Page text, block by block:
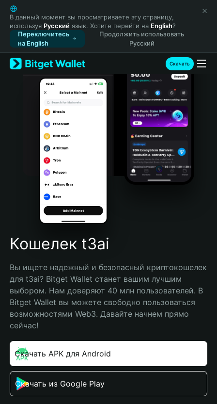
English
日本語
Tiếng Việt
Русский
Español (Latinoamérica)
Türkçe
Italiano
Português (Portugal)
Bahasa Indonesia
Português (Brasil)
Español (Argentina)
В данный момент вы просматриваете эту страницу,
используя Русский язык. Хотите перейти на English?
Переключитесь
на English
Продолжить использовать
Русский
Скачать
Кошелек t3ai
Вы ищете надежный и безопасный криптокошелек
для t3ai? Bitget Wallet станет вашим лучшим
выбором. Нам доверяют 40 млн пользователей. В
Bitget Wallet вы можете свободно пользоваться
возможностями Web3. Давайте начнем прямо
сейчас!
Скачать APK для Android
Скачать из Google Play